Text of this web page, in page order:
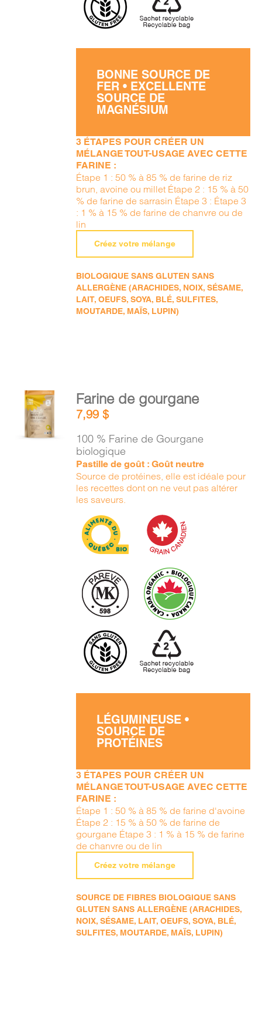
BONNE SOURCE DE
FER • EXCELLENTE
SOURCE DE
MAGNÉSIUM
3 ÉTAPES POUR CRÉER UN
MÉLANGE TOUT-USAGE AVEC CETTE
FARINE :
Étape 1 : 50 % à 85 % de farine de riz
brun, avoine ou millet Étape 2 : 15 % à 50
% de farine de sarrasin Étape 3 : Étape 3
: 1 % à 15 % de farine de chanvre ou de
lin
Créez votre mélange
BIOLOGIQUE SANS GLUTEN SANS
ALLERGÈNE (ARACHIDES, NOIX, SÉSAME,
LAIT, OEUFS, SOYA, BLÉ, SULFITES,
MOUTARDE, MAÏS, LUPIN)
AJOUTER
AU
PANIER
Farine de gourgane
7,99$
100 % Farine de Gourgane
biologique
Pastille de goût : Goût neutre
Source de protéines, elle est idéale pour
les recettes dont on ne veut pas altérer
les saveurs.
LÉGUMINEUSE •
SOURCE DE
PROTÉINES
3 ÉTAPES POUR CRÉER UN
MÉLANGE TOUT-USAGE AVEC CETTE
FARINE :
Étape 1 : 50 % à 85 % de farine d'avoine
Étape 2 : 15 % à 50 % de farine de
gourgane Étape 3 : 1 % à 15 % de farine
de chanvre ou de lin
Créez votre mélange
SOURCE DE FIBRES BIOLOGIQUE SANS
GLUTEN SANS ALLERGÈNE (ARACHIDES,
NOIX, SÉSAME, LAIT, OEUFS, SOYA, BLÉ,
SULFITES, MOUTARDE, MAÏS, LUPIN)